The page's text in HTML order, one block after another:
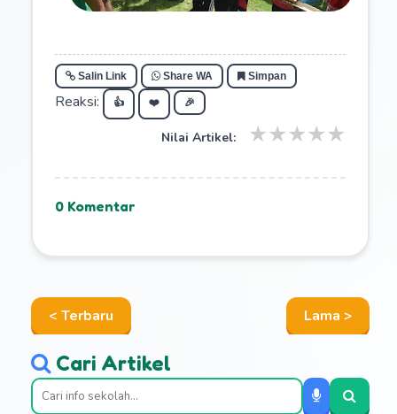
Salin Link Share WA Simpan
Reaksi: 👍 ❤️ 🎉
Nilai Artikel: ★
★
★
★
★
0 Komentar
< Terbaru Lama >
Cari Artikel